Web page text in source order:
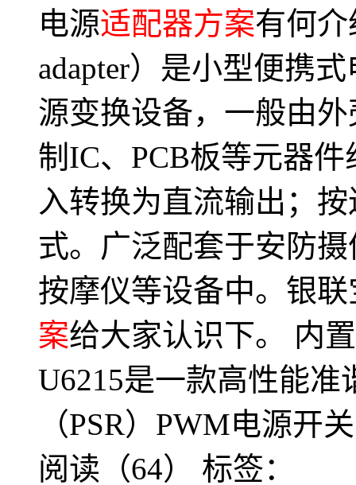
电源适配器方案有何介
adapter）是小型便携
源变换设备，一般由
制IC、PCB板等元器
入转换为直流输出；
式。广泛配套于安防
按摩仪等设备中。银
案给大家认识下。 内
U6215是一款高性能准
（PSR）PWM电源开
阅读（64） 标签：